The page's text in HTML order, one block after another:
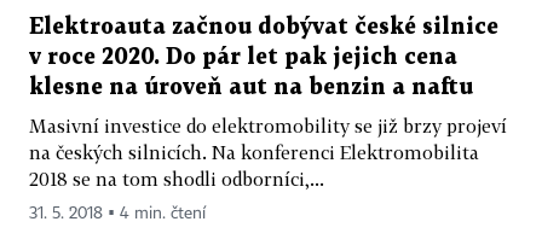
Elektroauta začnou dobývat české silnice
v roce 2020. Do pár let pak jejich cena
klesne na úroveň aut na benzin a naftu
Masivní investice do elektromobility se již brzy projeví
na českých silnicích. Na konferenci Elektromobilita
2018 se na tom shodli odborníci,...
31. 5. 2018 ▪ 4 min. čtení